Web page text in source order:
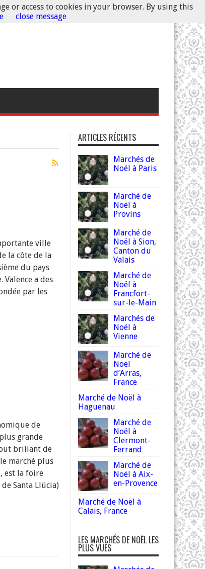
ville
la côte de la
du pays
a des
par les
de
grande
brillant de
marché plus
est la foire
Santa Llúcia)
ARTICLES RÉCENTS
Marchés de
Noël à Paris
Marché de
Noël à
Provins
Marché de
Noël à Sion,
Canton du
Valais
Marché de
Noël à
Francfort-
sur-le-Main
Marchés de
Noël à
Vienne
Marché de
Noël
d’Arras,
France
Marché de Noël à
Haguenau
Marché de
Noël à
Clermont-
Ferrand
Marché de
Noël à Aix-
en-Provence
Marché de Noël à
Calais, France
LES MARCHÉS DE NOËL LES
PLUS VUES
or access to cookies in your browser. By using this
close message